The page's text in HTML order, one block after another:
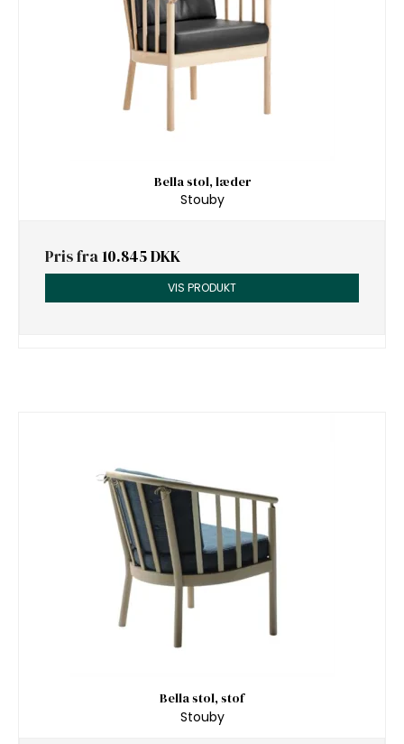
Bella stol, læder
Stouby
Pris fra 10.845 DKK
VIS PRODUKT
Bella stol, stof
Stouby